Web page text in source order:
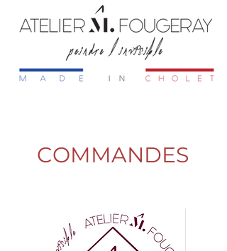
COMMANDES